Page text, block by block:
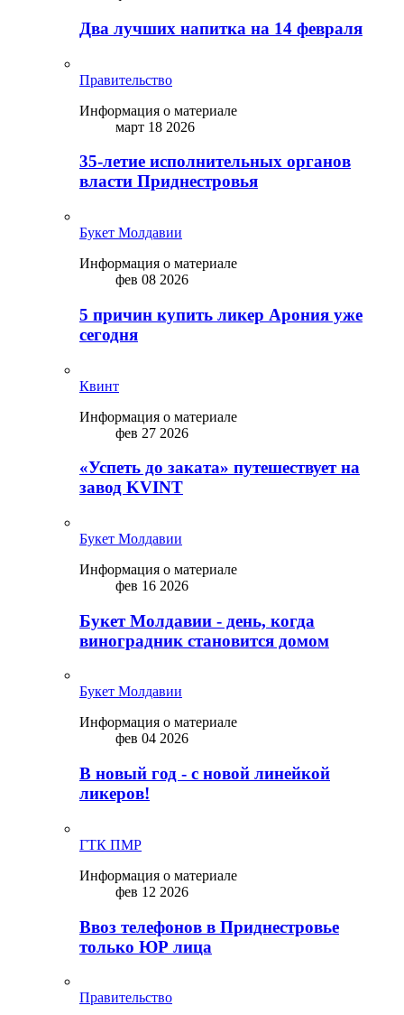
Два лучших напитка на 14 февраля
Правительство
Информация о материале
март 18 2026
35-летие исполнительных органов
власти Приднестровья
Букет Молдавии
Информация о материале
фев 08 2026
5 причин купить ликep Арония уже
сегодня
Квинт
Информация о материале
фев 27 2026
«Успеть до заката» путешествует на
завод KVINT
Букет Молдавии
Информация о материале
фев 16 2026
Букет Молдавии - день, когда
виноградник становится домом
Букет Молдавии
Информация о материале
фев 04 2026
В новый год - с новой линейкой
ликepoв!
ГТК ПМР
Информация о материале
фев 12 2026
Ввоз телефонов в Приднестровье
только ЮР лица
Правительство